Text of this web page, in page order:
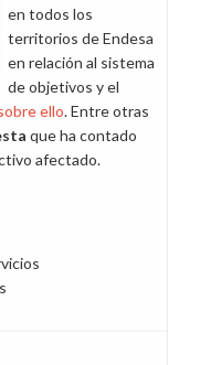
en todos los
territorios de Endesa
en relación al sistema
de objetivos y el
ello. Entre otras
que ha contado
afectado.